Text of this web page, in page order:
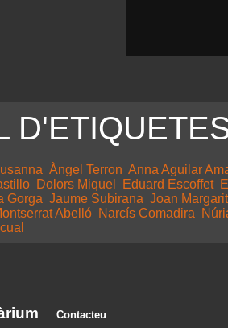
Àngel Terron Anna Aguilar
Dolors Miquel Eduard Escoffet
Gorga Jaume Subirana Joan Margarit
Abelló Narcís Comadira
Contacteu